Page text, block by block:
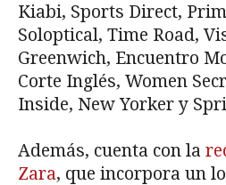
Kiabi, Sports Direct,
Soloptical, Time Road,
Greenwich, Encuentro
Corte Inglés, Women
Inside, New Yorker y
Además, cuenta con la
Zara, que incorpora un